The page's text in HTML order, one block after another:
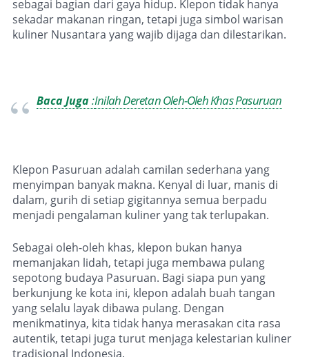
sebagai bagian dari gaya hidup. Klepon tidak hanya
sekadar makanan ringan, tetapi juga simbol warisan
kuliner Nusantara yang wajib dijaga dan dilestarikan.
Baca Juga:Inilah Deretan Oleh-Oleh Khas Pasuruan
Klepon Pasuruan adalah camilan sederhana yang
menyimpan banyak makna. Kenyal di luar, manis di
dalam, gurih di setiap gigitannya semua berpadu
menjadi pengalaman kuliner yang tak terlupakan.
Sebagai oleh-oleh khas, klepon bukan hanya
memanjakan lidah, tetapi juga membawa pulang
sepotong budaya Pasuruan. Bagi siapa pun yang
berkunjung ke kota ini, klepon adalah buah tangan
yang selalu layak dibawa pulang. Dengan
menikmatinya, kita tidak hanya merasakan cita rasa
autentik, tetapi juga turut menjaga kelestarian kuliner
tradisional Indonesia.